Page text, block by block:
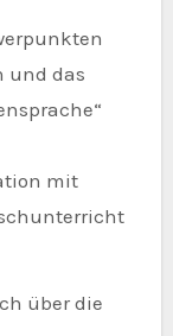
und das
mit
über die